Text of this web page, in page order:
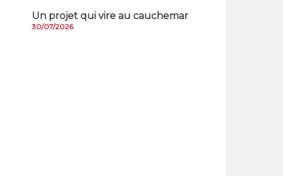
Un projet qui vire au cauchemar
30/07/2026